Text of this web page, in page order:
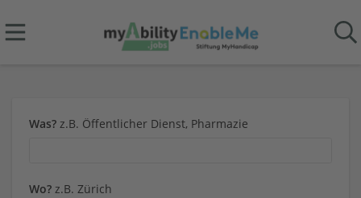
Was? z.B. Öffentlicher Dienst, Pharmazie
Wo? z.B. Zürich